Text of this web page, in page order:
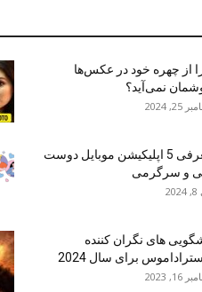
از چهره خود در عکس‌ها
نمی‌آید؟
2024
معرفی 5 اپلیکیشن موبایل دوست
و سرگرمی
های نگران کننده
برای سال 2024
2023